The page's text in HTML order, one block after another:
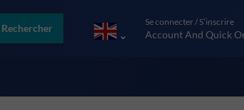
Rechercher
Se connecter / S’inscrire
Account And Quick